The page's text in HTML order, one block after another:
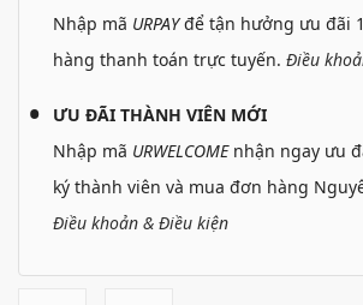
Nhập mã URPAYđể tận hưởng ưu đãi
hàng thanh toán trực tuyến. Điều
ƯU ĐÃI THÀNH VIÊN MỚI
Nhập mã URWELCOMEnhận ngay ưu
ký thành viên và mua đơn hàng
Điều khoản & Điều kiện